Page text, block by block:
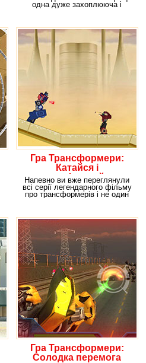
одна дуже захоплююча і
Гра Трансформери:
Катайся і
трансформуйся
Напевно ви вже переглянули
всі серії легендарного фільму
про трансформерів і не один
Гра Трансформери:
Солодка перемога